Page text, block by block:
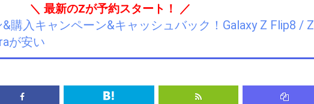
＼ 最新のZが予約スタート！ ／
購入キャンペーン&キャッシュバック！Galaxy Z Flip8 / Z
が安い